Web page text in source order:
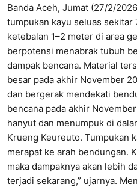
Banda Aceh, Jumat (27/2/
tumpukan kayu seluas sekitar
ketebalan 1–2 meter di area
berpotensi menabrak tubuh
dampak bencana. Material
besar pada akhir November
dan bergerak mendekati
bencana pada akhir
hanyut dan menumpuk di
Krueng Keureuto. Tumpukan
merapat ke arah bendungan.
maka dampaknya akan lebih
terjadi sekarang,” ujarnya.